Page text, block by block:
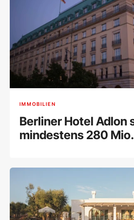
IMMOBILIEN
Berliner Hotel Adlon
mindestens 280